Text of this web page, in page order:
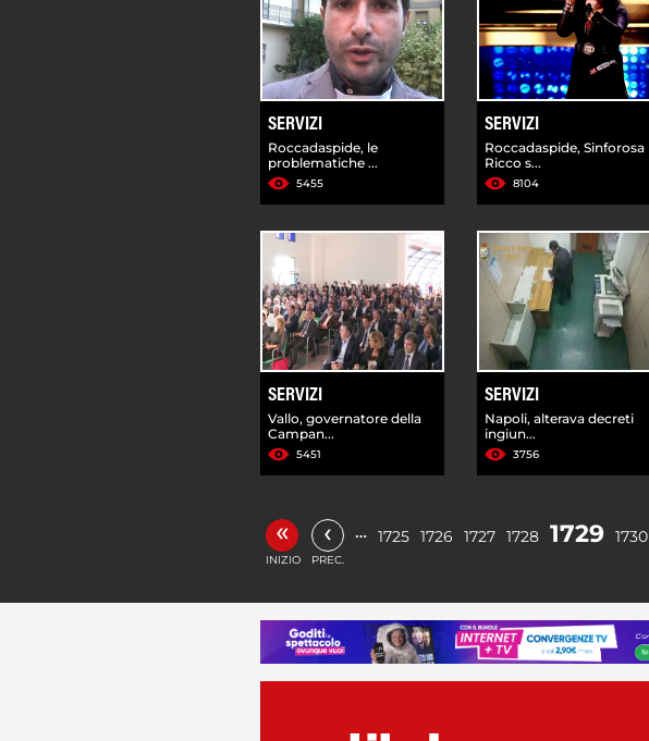
SERVIZI
Roccadaspide, le
problematiche ...
5455
SERVIZI
Roccadaspide, Sinforosa
Ricco s...
8104
SERVIZI
Vallo, governatore della
Campan...
5451
SERVIZI
Napoli, alterava decreti
ingiun...
3756
«
INIZIO
‹
PREC.
… 1725 1726 1727 1728 1729 1730